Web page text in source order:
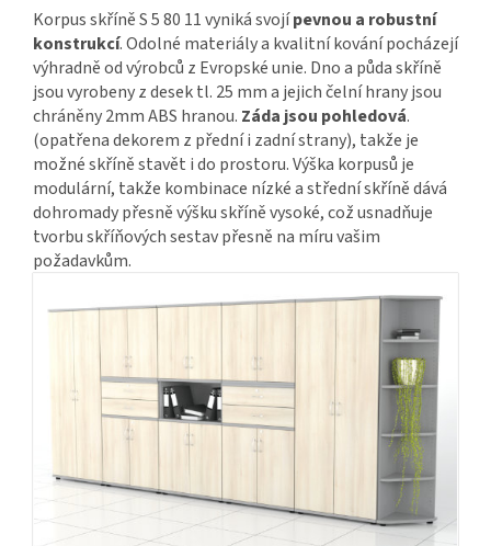
Korpus skříně S 5 80 11 vyniká svojípevnou a robustní
konstrukcí. Odolné materiály a kvalitní kování pocházejí
výhradně od výrobců z Evropské unie. Dno a půda skříně
jsou vyrobeny z desek tl. 25 mm a jejich čelní hrany jsou
chráněny 2mm ABS hranou. Záda jsou pohledová.
(opatřena dekorem z přední i zadní strany), takže je
možné skříně stavět i do prostoru. Výška korpusů je
modulární, takže kombinace nízké a střední skříně dává
dohromady přesně výšku skříně vysoké, což usnadňuje
tvorbu skříňových sestav přesně na míru vašim
požadavkům.